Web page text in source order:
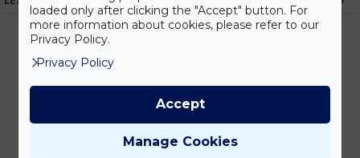
Vásárolj nagyobb mennyiségben és megadjuk a legjobb gyártói árakat.
loaded only after clicking the "Accept" button. For
more information about cookies, please refer to our
Privacy Policy.
Privacy Policy
Manage Cookies
Accept